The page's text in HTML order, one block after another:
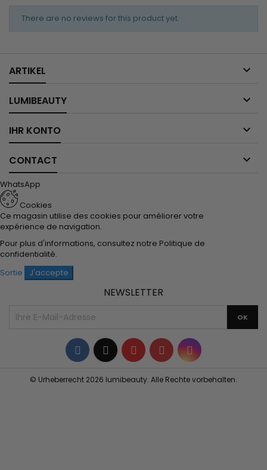
There are no reviews for this product yet.
ARTIKEL 
LUMIBEAUTY 
IHR KONTO 
CONTACT 
WhatsApp
Cookies
Ce magasin utilise des cookies pour améliorer votre
expérience de navigation.
Pour plus d'informations, consultez notre Politique de
confidentialité.
Sortie
J'accepte
NEWSLETTER
Facebook
TwitterYouTubePinterestInstagram
© Urheberrecht 2026 lumibeauty. Alle Rechte vorbehalten.